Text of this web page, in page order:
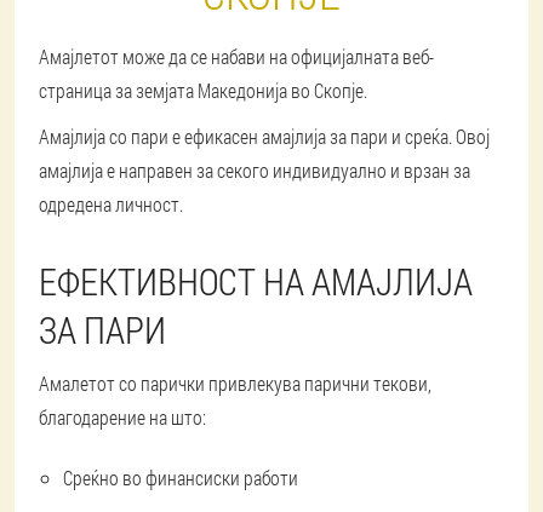
Амајлетот може да се набави на официјалната веб-
страница за земјата Македонија во Скопје.
Амајлија со пари е ефикасен амајлија за пари и среќа. Овој
амајлија е направен за секого индивидуално и врзан за
одредена личност.
ЕФЕКТИВНОСТ НА АМАЈЛИЈА
ЗА ПАРИ
Амалетот со парички привлекува парични текови,
благодарение на што:
Среќно во финансиски работи